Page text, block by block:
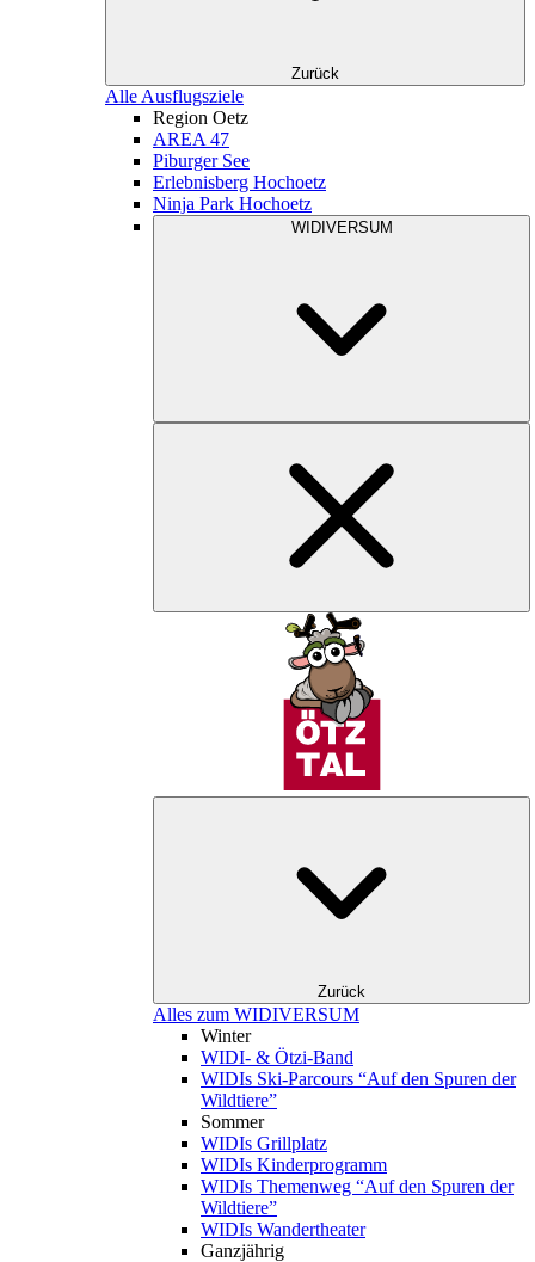
Zurück
Alle Ausflugsziele
Region Oetz
AREA 47
Piburger See
Erlebnisberg Hochoetz
Ninja Park Hochoetz
WIDIVERSUM
Zurück
Alles zum WIDIVERSUM
Winter
WIDI- & Ötzi-Band
WIDIs Ski-Parcours “Auf den Spuren der
Wildtiere”
Sommer
WIDIs Grillplatz
WIDIs Kinderprogramm
WIDIs Themenweg “Auf den Spuren der
Wildtiere”
WIDIs Wandertheater
Ganzjährig